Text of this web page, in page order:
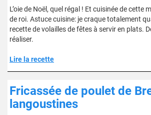
L’oie de Noël, quel régal ! Et cuisinée de cette
de roi. Astuce cuisine: je craque totalement
recette de volailles de fêtes à servir en plats.
réaliser.
Lire la recette
Fricassée de poulet de
langoustines